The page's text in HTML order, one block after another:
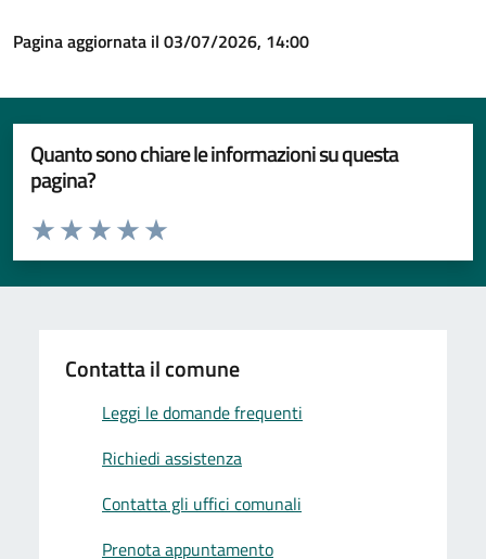
Pagina aggiornata il 03/07/2026, 14:00
Quanto sono chiare le informazioni su questa
pagina?
Valuta da 1 a 5 stelle la pagina
Valuta 5 stelle su 5
Valuta 4 stelle su 5
Valuta 3 stelle su 5
Valuta 2 stelle su 5
Valuta 1 stelle su 5
Contatta il comune
Leggi le domande frequenti
Richiedi assistenza
Contatta gli uffici comunali
Prenota appuntamento